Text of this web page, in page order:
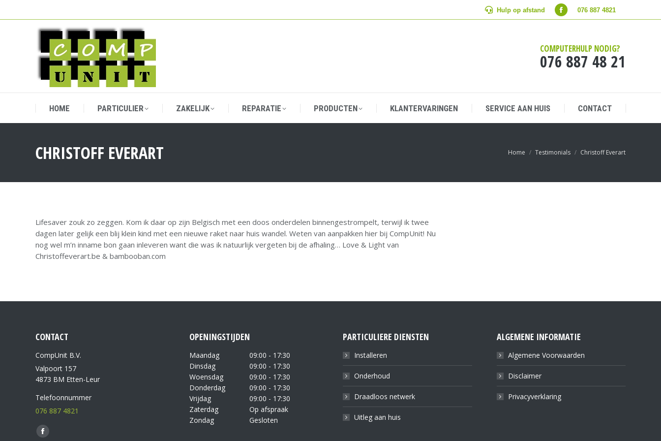
Hulp op afstand 076 887 4821
COMPUTERHULP NODIG?
076 887 48 21
HOME PARTICULIER ZAKELIJK REPARATIE PRODUCTEN KLANTERVARINGEN SERVICE AAN HUIS CONTACT
CHRISTOFF EVERART Je bent hier:
Home Testimonials Christoff Everart
Lifesaver zouk zo zeggen. Kom ik daar op zijn Belgisch met een doos onderdelen binnengestrompelt, terwijl ik twee
dagen later gelijk een blij klein kind met een nieuwe raket naar huis wandel. Weten van aanpakken hier bij CompUnit! Nu
nog wel m’n inname bon gaan inleveren want die was ik natuurlijk vergeten bij de afhaling… Love & Light van
Christoffeverart.be & bambooban.com
CONTACT
CompUnit B.V.
Valpoort 157
4873 BM Etten-Leur
Telefoonnummer
076 887 4821
Vind ons op:
OPENINGSTIJDEN
Maandag
09:00 - 17:30
Dinsdag
09:00 - 17:30
Woensdag
09:00 - 17:30
Donderdag
09:00 - 17:30
Vrijdag
09:00 - 17:30
Zaterdag
Op afspraak
Zondag
Gesloten
PARTICULIERE DIENSTEN
Installeren
Onderhoud
Draadloos netwerk
Uitleg aan huis
ALGEMENE INFORMATIE
Algemene Voorwaarden
Disclaimer
Privacyverklaring
Hulp op afstand 076 887 4821
HOME PARTICULIER